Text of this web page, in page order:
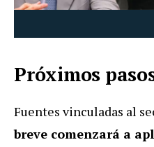
Próximos
Fuentes vinculadas al
breve comenzará a